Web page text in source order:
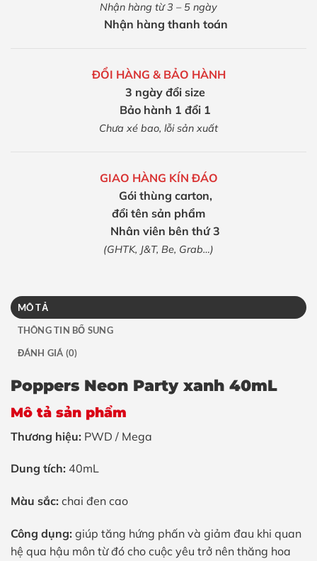
Nhận hàng từ 3 – 5 ngày
Nhận hàng thanh toán
ĐỔI HÀNG & BẢO HÀNH
3 ngày đổi size
Bảo hành 1 đổi 1
Chưa xé bao, lỗi sản xuất
GIAO HÀNG KÍN ĐÁO
Gói thùng carton,
đổi tên sản phẩm
Nhân viên bên thứ 3
(GHTK, J&T, Be, Grab…)
MÔ TẢ
THÔNG TIN BỔ SUNG
ĐÁNH GIÁ (0)
Poppers Neon Party xanh 40mL
Mô tả sản phẩm
Thương hiệu: PWD / Mega
Dung tích: 40mL
Màu sắc: chai đen cao
Công dụng: giúp tăng hứng phấn và giảm đau khi quan
hệ qua hậu môn từ đó cho cuộc yêu trở nên thăng hoa